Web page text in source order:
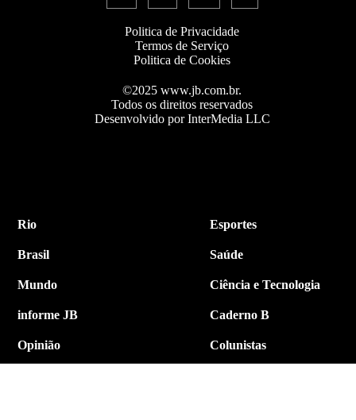
Politica de Privacidade
Termos de Serviço
Politica de Cookies
©2025 www.jb.com.br.
Todos os direitos reservados
Desenvolvido por InterMedia LLC
Rio
Brasil
Mundo
informe JB
Opinião
Esportes
Saúde
Ciência e Tecnologia
Caderno B
Colunistas